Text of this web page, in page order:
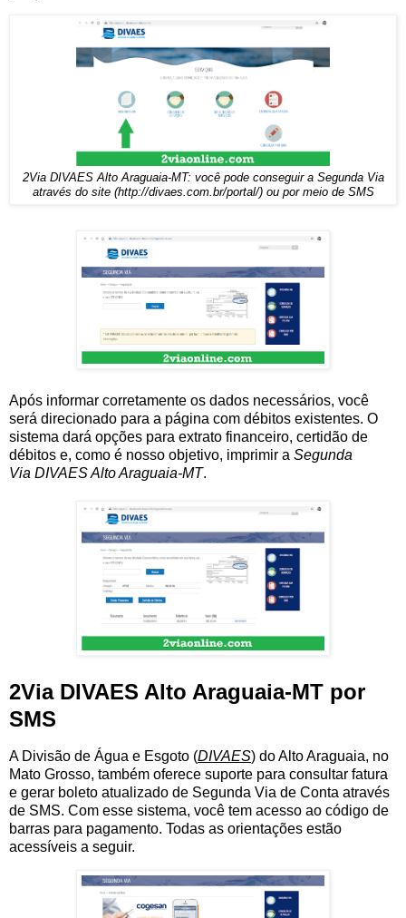
2Via DIVAES Alto Araguaia-MT: você pode conseguir a Segunda Via
através do site (http://divaes.com.br/portal/) ou por meio de SMS
Após informar corretamente os dados necessários, você
será direcionado para a página com débitos existentes. O
sistema dará opções para extrato financeiro, certidão de
débitos e, como é nosso objetivo, imprimir a Segunda
Via DIVAES Alto Araguaia-MT.
2Via DIVAES Alto Araguaia-MT por
SMS
A Divisão de Água e Esgoto (DIVAES) do Alto Araguaia, no
Mato Grosso, também oferece suporte para consultar fatura
e gerar boleto atualizado de Segunda Via de Conta através
de SMS. Com esse sistema, você tem acesso ao código de
barras para pagamento. Todas as orientações estão
acessíveis a seguir.